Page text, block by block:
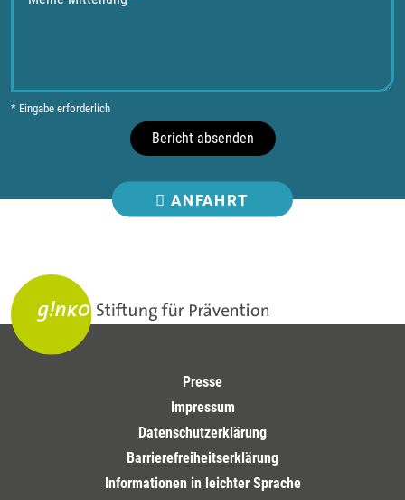
* Eingabe erforderlich
Bericht absenden
ANFAHRT
Presse
Impressum
Datenschutzerklärung
Barrierefreiheitserklärung
Informationen in leichter Sprache